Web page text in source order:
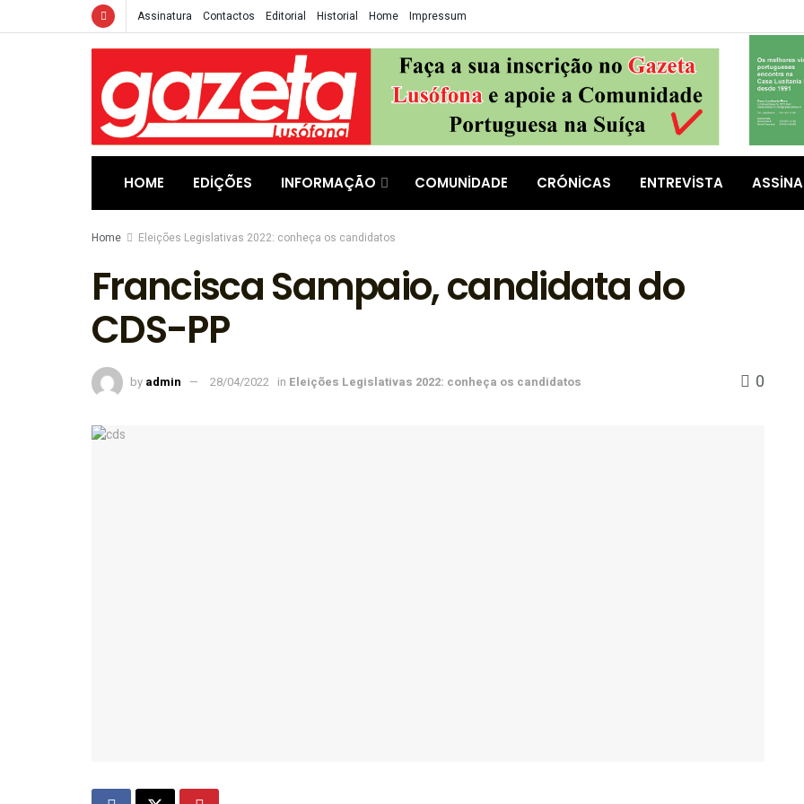
Assinatura Contactos Editorial Historial Home Impressum
HOME EDIÇÕES INFORMAÇÃO COMUNIDADE CRÓNICAS ENTREVISTA
Home Eleições Legislativas 2022: conheça os candidatos
Francisca Sampaio, candidata do
CDS-PP
by admin 28/04/2022 in Eleições Legislativas 2022: conheça os candidatos 0